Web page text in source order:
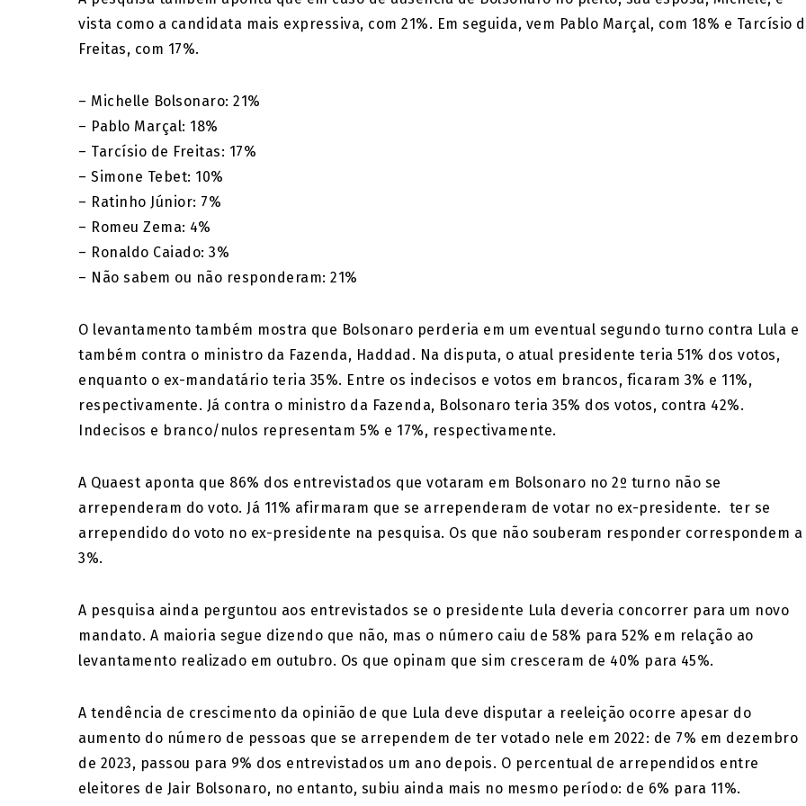
vista como a candidata mais expressiva, com 21%. Em seguida, vem Pablo Marçal, com 18% e Tarcísio
Freitas, com 17%.
– Michelle Bolsonaro: 21%
– Pablo Marçal: 18%
– Tarcísio de Freitas: 17%
– Simone Tebet: 10%
– Ratinho Júnior: 7%
– Romeu Zema: 4%
– Ronaldo Caiado: 3%
– Não sabem ou não responderam: 21%
O levantamento também mostra que Bolsonaro perderia em um eventual segundo turno contra Lula e
também contra o ministro da Fazenda, Haddad. Na disputa, o atual presidente teria 51% dos votos,
enquanto o ex-mandatário teria 35%. Entre os indecisos e votos em brancos, ficaram 3% e 11%,
respectivamente. Já contra o ministro da Fazenda, Bolsonaro teria 35% dos votos, contra 42%.
Indecisos e branco/nulos representam 5% e 17%, respectivamente.
A Quaest aponta que 86% dos entrevistados que votaram em Bolsonaro no 2º turno não se
arrependeram do voto. Já 11% afirmaram que se arrependeram de votar no ex-presidente. ter se
arrependido do voto no ex-presidente na pesquisa. Os que não souberam responder correspondem a
3%.
A pesquisa ainda perguntou aos entrevistados se o presidente Lula deveria concorrer para um novo
mandato. A maioria segue dizendo que não, mas o número caiu de 58% para 52% em relação ao
levantamento realizado em outubro. Os que opinam que sim cresceram de 40% para 45%.
A tendência de crescimento da opinião de que Lula deve disputar a reeleição ocorre apesar do
aumento do número de pessoas que se arrependem de ter votado nele em 2022: de 7% em dezembro
de 2023, passou para 9% dos entrevistados um ano depois. O percentual de arrependidos entre
eleitores de Jair Bolsonaro, no entanto, subiu ainda mais no mesmo período: de 6% para 11%.